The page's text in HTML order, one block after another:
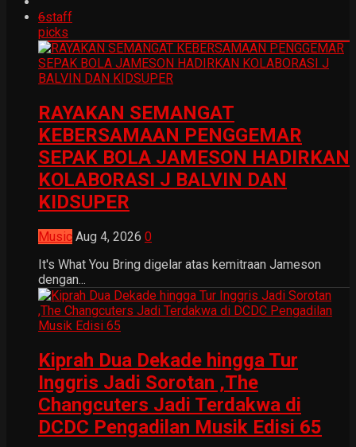
6staff
picks
RAYAKAN SEMANGAT
KEBERSAMAAN PENGGEMAR
SEPAK BOLA JAMESON HADIRKAN
KOLABORASI J BALVIN DAN
KIDSUPER
Music Aug 4, 2026 0
It's What You Bring digelar atas kemitraan Jameson
dengan...
Kiprah Dua Dekade hingga Tur
Inggris Jadi Sorotan ,The
Changcuters Jadi Terdakwa di
DCDC Pengadilan Musik Edisi 65